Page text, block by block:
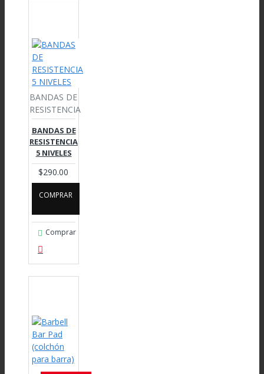
BANDAS DE
RESISTENCIA
BANDAS DE
RESISTENCIA
5 NIVELES
$290.00
COMPRAR
Comprar